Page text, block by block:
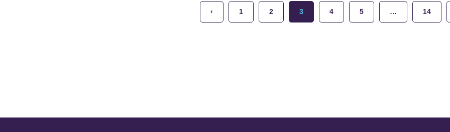
‹ 1 2 3 4 5 … 14